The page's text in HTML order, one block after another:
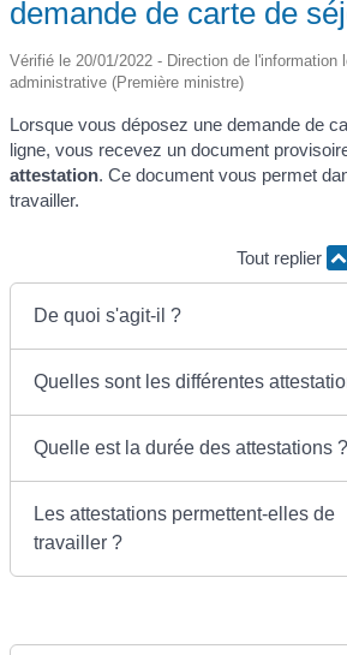
demande de carte de
Vérifié le 20/01/2022 - Direction de l'information
administrative (Première ministre)
Lorsque vous déposez une demande de
ligne, vous recevez un document
attestation. Ce document vous permet
travailler.
Tout replier
De quoi s'agit-il ?
Quelles sont les différentes
Quelle est la durée des attestations ?
Les attestations permettent-elles de
travailler ?